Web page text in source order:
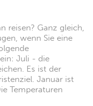
reisen? Ganz gleich,
wenn Sie eine
Juli - die
Es ist der
Januar ist
Temperaturen